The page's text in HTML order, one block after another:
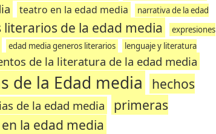
teatro en la edad media
narrativa de la edad
literarios de la edad media
expresiones
edad media generos literarios
lenguaje y literatura
de la literatura de la edad media
de la Edad media
hechos
de la edad media
primeras
la edad media